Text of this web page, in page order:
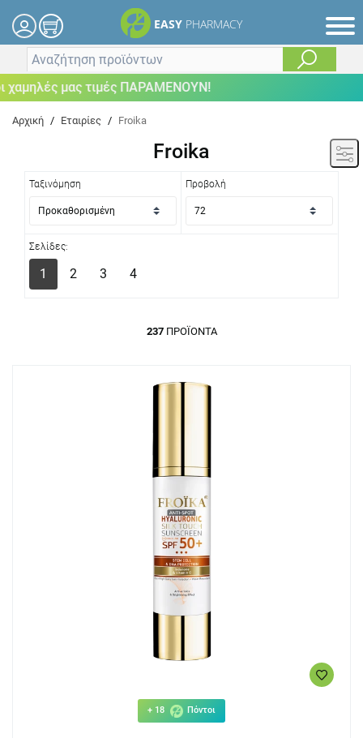
EASY PHARMACY
μας τιμές ΠΑΡΑΜΕΝΟΥΝ!
Αρχική / Εταιρίες / Froika
Froika
Ταξινόμηση Προβολή
Σελίδες:
1 2 3 4
237ΠΡΟΪΌΝΤΑ
+ 18 Πόντοι